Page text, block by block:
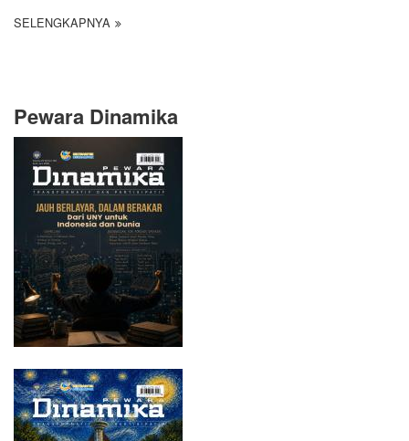
SELENGKAPNYA
Pewara Dinamika